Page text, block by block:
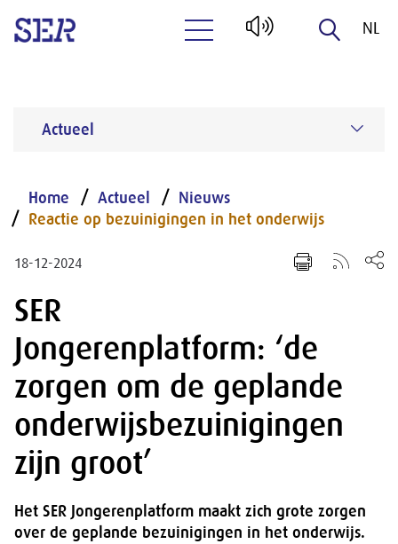
NL
Actueel
Home Actueel
Nieuws
Reactie op bezuinigingen in het onderwijs
18-12-2024
SER
Jongerenplatform: ‘de
zorgen om de geplande
onderwijsbezuinigingen
zijn groot’
Het SER Jongerenplatform maakt zich grote zorgen
over de geplande bezuinigingen in het onderwijs.